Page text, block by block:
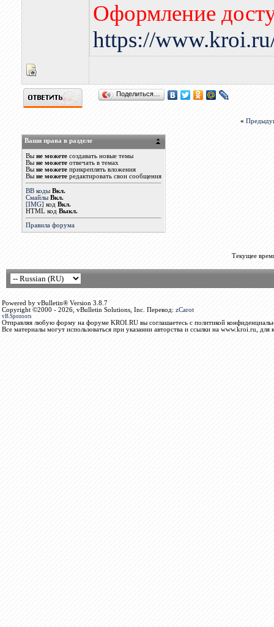
Оформление
https://
Поделиться…
«
Ваши права в разделе
Вы не можетесоздавать новые темы
Вы не можетеотвечать в темах
Вы не можетеприкреплять вложения
Вы не можетередактировать свои сообщения
BB коды Вкл.
Смайлы Вкл.
[IMG] код Вкл.
HTML код Выкл.
Правила форума
Текущее
Powered by vBulletin® Version 3.8.7
Copyright ©2000 - 2026, vBulletin Solutions, Inc. Перевод: zCarot
vB.Sponsors
Отправляя любую форму на форуме KROI.RU вы соглашаетесь с политикой
Все материалы могут использоваться при указании авторства и ссылки на www.kroi.ru, для